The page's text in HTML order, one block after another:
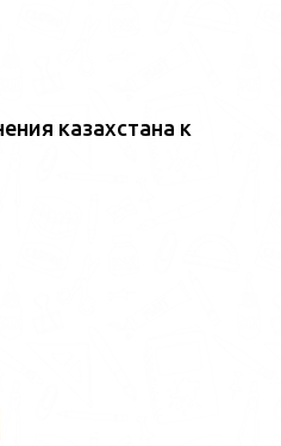
казахстана к